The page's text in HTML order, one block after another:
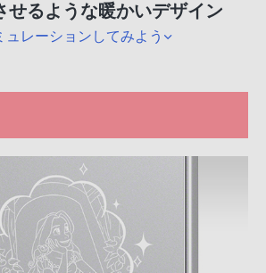
せるような暖かいデザイン
レーションしてみよう